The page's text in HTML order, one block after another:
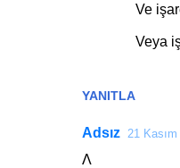
YANITLA
Ve
Veya
Adsız 21
Λ